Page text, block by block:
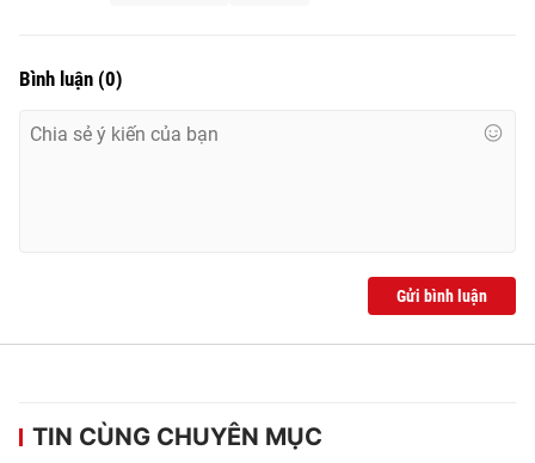
Bình luận (0)
Gửi bình luận
TIN CÙNG CHUYÊN MỤC